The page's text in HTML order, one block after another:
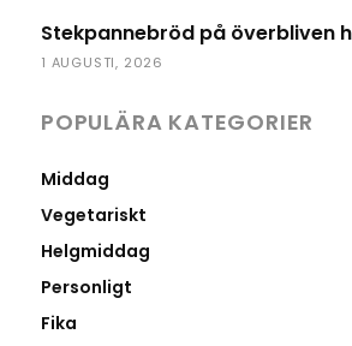
Stekpannebröd på överbliven
1 AUGUSTI, 2026
POPULÄRA KATEGORIER
Middag
Vegetariskt
Helgmiddag
Personligt
Fika